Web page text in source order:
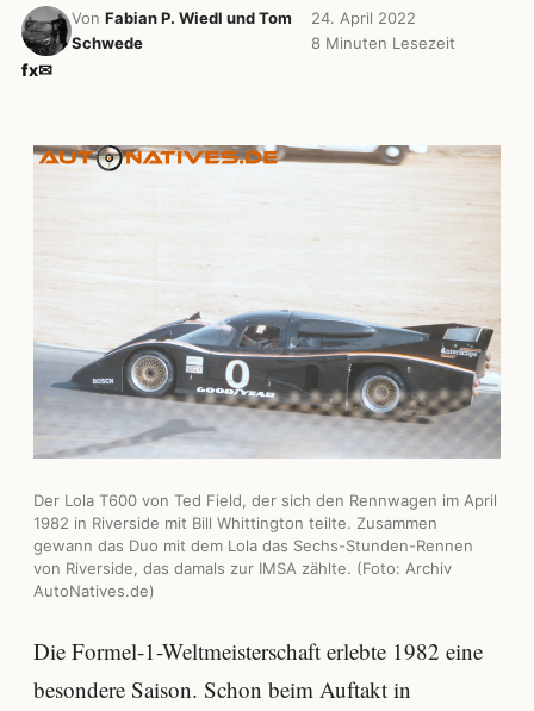
Von Fabian P. Wiedl und Tom
Schwede
24. April 2022
8 Minuten Lesezeit
fx✉
Der Lola T600 von Ted Field, der sich den Rennwagen im April
1982 in Riverside mit Bill Whittington teilte. Zusammen
gewann das Duo mit dem Lola das Sechs-Stunden-Rennen
von Riverside, das damals zur IMSA zählte. (Foto: Archiv
AutoNatives.de)
Die Formel-1-Weltmeisterschaft erlebte 1982 eine
besondere Saison. Schon beim Auftakt in